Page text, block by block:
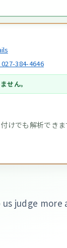
384-4646
せん。
けでも解析できま
judge more